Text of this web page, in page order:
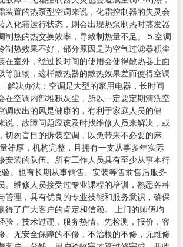
装置的热泵型空调来说，化霜控制器的失灵会
入化霜运行状态，则会出现热泵制热时蒸发器
制热的热交换效率，导致制热量不足。 5.空调
制热效果不好，部分原因是为空气过滤器积尘
在室外，经过长时间的使用会使得散热器上面
等脏物，这样散热器的散热效果差而使得空调
解决办法：空调是大型的家用电器，长时间
在空调内部堆积灰尘，所以一定要定期清洗空
调吹出的风是健康的，有利于家庭人员的健
说，故障问题应该及时找维修人员来解决，或
切勿盲目的拆装空调，以免带来不必要的麻
雄厚，机构完整，且拥有一支从事多年实际
安装的队伍。所有工作人员具有至少从事本行
。也有长期从事销售、安装等售前售后服务
。维修人员接受过专业课程的培训，熟悉各种
管理，具有优良的专业技能和服务意识，确保
得了广大客户的肯定和信赖。 上门的师傅均
验，技术过硬，服务热情。先检测，报价，客
。无安全保障的不修，不治根的不修，无维修